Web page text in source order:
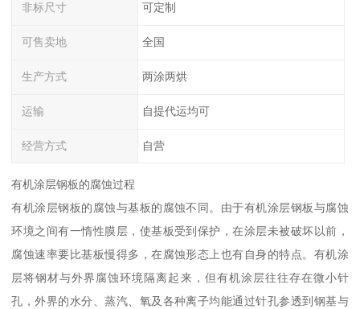
非标尺寸 可定制
可售卖地 全国
生产方式 两涂两烘
运输 自提代运均可
经营方式 自营
有机涂层钢板的腐蚀过程
有机涂层钢板的腐蚀与基板的腐蚀不同。由于有机涂层钢板与腐蚀
环境之间有一惰性膜层，使基板受到保护，在涂层未被破坏以前，
腐蚀速率要比基板慢得多，在腐蚀形态上也有自身的特点。有机涂
层将钢材与外界腐蚀环境隔离起来，但有机涂层往往存在微小针
孔，外界的水分、蒸汽、氧及各种离子均能通过针孔参透到钢基与